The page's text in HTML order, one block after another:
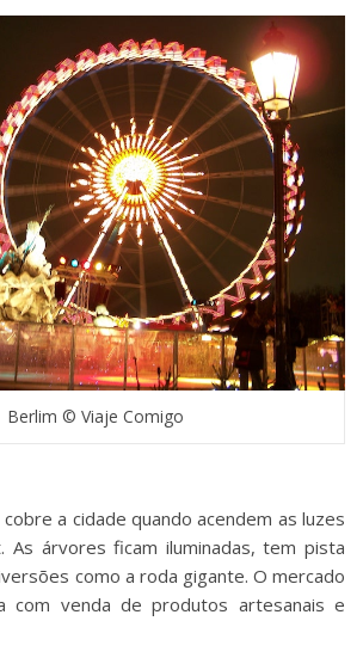
Berlim © Viaje Comigo
a cidade quando acendem as luzes
As árvores ficam iluminadas, tem pista
como a roda gigante. O mercado
com venda de produtos artesanais e